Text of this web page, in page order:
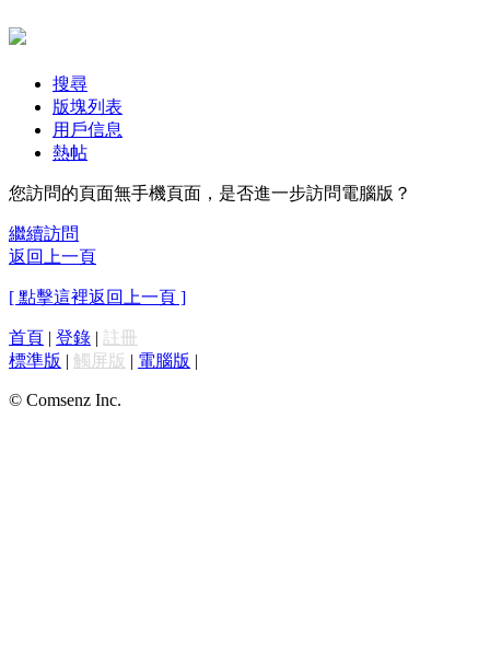
搜尋
版塊列表
用戶信息
熱帖
您訪問的頁面無手機頁面，是否進一步訪問電腦版？
繼續訪問
返回上一頁
[ 點擊這裡返回上一頁 ]
首頁 | 登錄 | 註冊
標準版 | 觸屏版 | 電腦版 |
© Comsenz Inc.